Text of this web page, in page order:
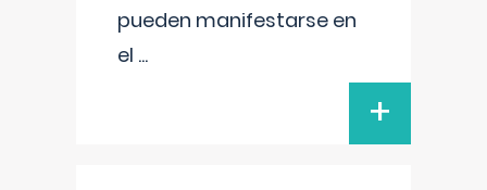
pueden manifestarse en
el ...
+